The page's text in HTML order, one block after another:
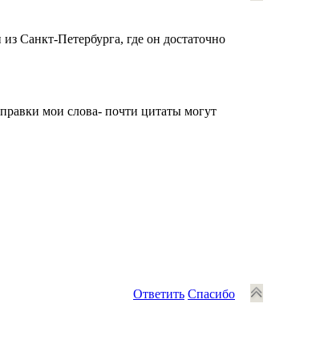
Санкт-Петербурга, где он достаточно
мои слова- почти цитаты могут
Ответить Спасибо